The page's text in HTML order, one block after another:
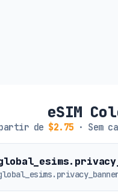
eSIM
de $2.75 · Sem